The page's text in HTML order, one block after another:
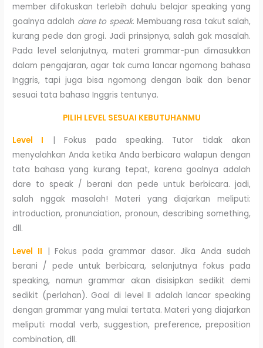
member difokuskan terlebih dahulu belajar speaking yang
goalnya adalah dare to speak. Membuang rasa takut salah,
kurang pede dan grogi. Jadi prinsipnya, salah gak masalah.
Pada level selanjutnya, materi grammar-pun dimasukkan
dalam pengajaran, agar tak cuma lancar ngomong bahasa
Inggris, tapi juga bisa ngomong dengan baik dan benar
sesuai tata bahasa Inggris tentunya.
PILIH LEVEL SESUAI KEBUTUHANMU
Level I | Fokus pada speaking. Tutor tidak akan
menyalahkan Anda ketika Anda berbicara walapun dengan
tata bahasa yang kurang tepat, karena goalnya adalah
dare to speak / berani dan pede untuk berbicara. jadi,
salah nggak masalah! Materi yang diajarkan meliputi:
introduction, pronunciation, pronoun, describing something,
dll.
Level II | Fokus pada grammar dasar. Jika Anda sudah
berani / pede untuk berbicara, selanjutnya fokus pada
speaking, namun grammar akan disisipkan sedikit demi
sedikit (perlahan). Goal di level II adalah lancar speaking
dengan grammar yang mulai tertata. Materi yang diajarkan
meliputi: modal verb, suggestion, preference, preposition
combination, dll.